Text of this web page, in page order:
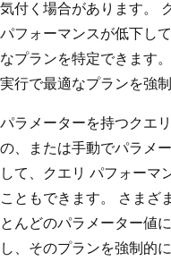
気付く場合があります。
パフォーマンスが低下し
なプランを特定できます
実行で最適なプランを強
パラメーターを持つクエ
の、または手動でパラメ
して、クエリ パフォーマ
こともできます。 さまざ
とんどのパラメーター値
し、そのプランを強制的